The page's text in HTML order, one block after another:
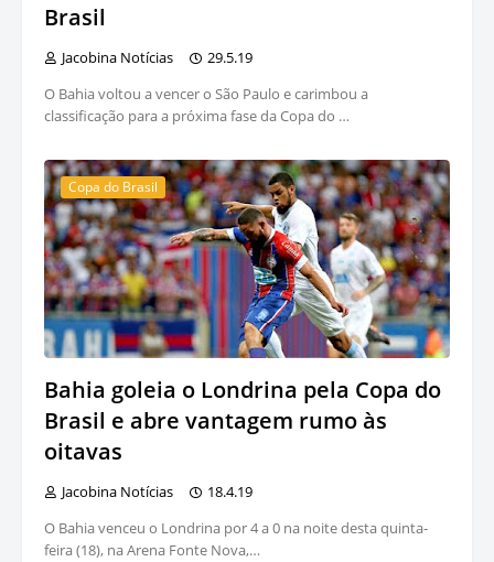
Brasil
Jacobina Notícias
29.5.19
O Bahia voltou a vencer o São Paulo e carimbou a
classificação para a próxima fase da Copa do …
Copa do Brasil
Bahia goleia o Londrina pela Copa do
Brasil e abre vantagem rumo às
oitavas
Jacobina Notícias
18.4.19
O Bahia venceu o Londrina por 4 a 0 na noite desta quinta-
feira (18), na Arena Fonte Nova,…